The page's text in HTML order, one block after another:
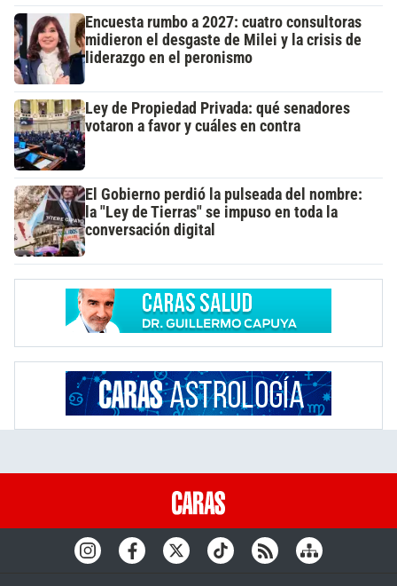
Encuesta rumbo a 2027: cuatro consultoras
midieron el desgaste de Milei y la crisis de
liderazgo en el peronismo
Ley de Propiedad Privada: qué senadores
votaron a favor y cuáles en contra
El Gobierno perdió la pulseada del nombre:
la "Ley de Tierras" se impuso en toda la
conversación digital